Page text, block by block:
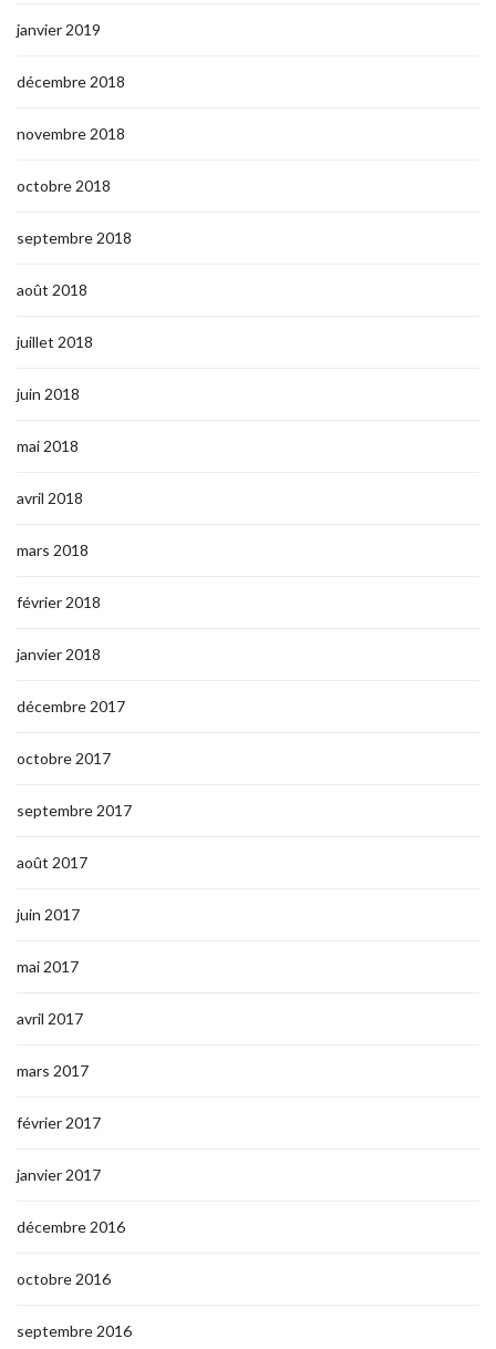
janvier 2019
décembre 2018
novembre 2018
octobre 2018
septembre 2018
août 2018
juillet 2018
juin 2018
mai 2018
avril 2018
mars 2018
février 2018
janvier 2018
décembre 2017
octobre 2017
septembre 2017
août 2017
juin 2017
mai 2017
avril 2017
mars 2017
février 2017
janvier 2017
décembre 2016
octobre 2016
septembre 2016